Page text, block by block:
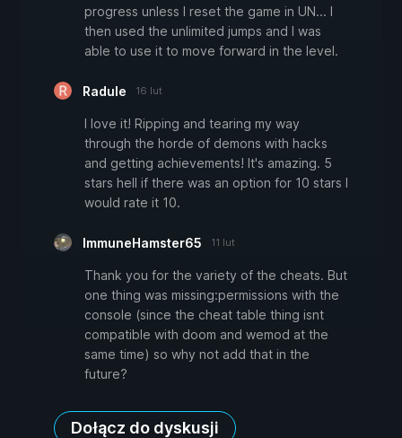
progress unless I reset the game in UN... I
then used the unlimited jumps and I was
able to use it to move forward in the level.
Radule 16 lut
I love it! Ripping and tearing my way
through the horde of demons with hacks
and getting achievements! It's amazing. 5
stars hell if there was an option for 10 stars I
would rate it 10.
ImmuneHamster65 11 lut
Thank you for the variety of the cheats. But
one thing was missing:permissions with the
console (since the cheat table thing isnt
compatible with doom and wemod at the
same time) so why not add that in the
future?
Dołącz do dyskusji